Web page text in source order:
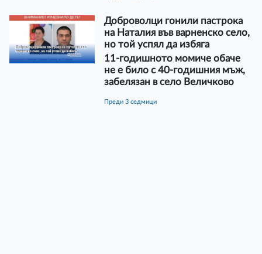
Доброволци гонили пастрока
на Наталия във варненско село,
но той успял да избяга
11-годишното момиче обаче
не е било с 40-годишния мъж,
забелязан в село Величково
преди 3 седмици